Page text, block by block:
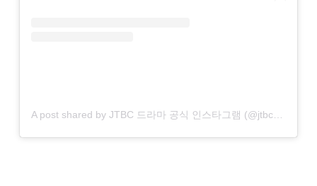
A post shared by JTBC 드라마 공식 인스타그램 (@jtbcdrama)